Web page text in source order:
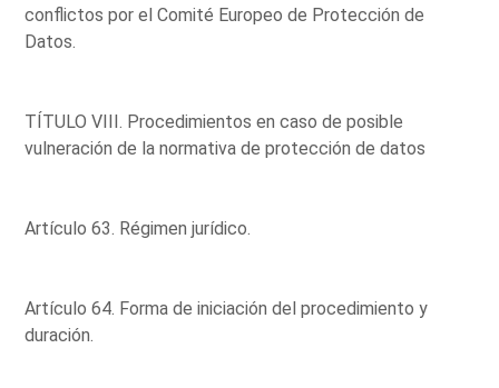
conflictos por el Comité Europeo de Protección de
Datos.
TÍTULO VIII. Procedimientos en caso de posible
vulneración de la normativa de protección de datos
Artículo 63. Régimen jurídico.
Artículo 64. Forma de iniciación del procedimiento y
duración.